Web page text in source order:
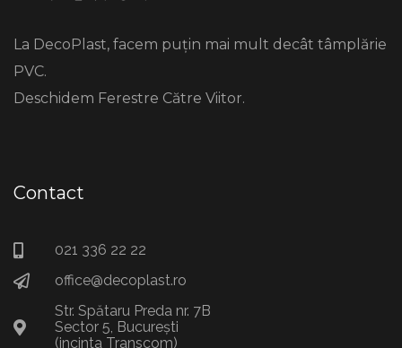
La DecoPlast, facem puțin mai mult decât tâmplărie
PVC.
Deschidem Ferestre Către Viitor.
Contact
021 336 22 22
office@decoplast.ro
Str. Spătaru Preda nr. 7B
Sector 5, București
(incinta Transcom)